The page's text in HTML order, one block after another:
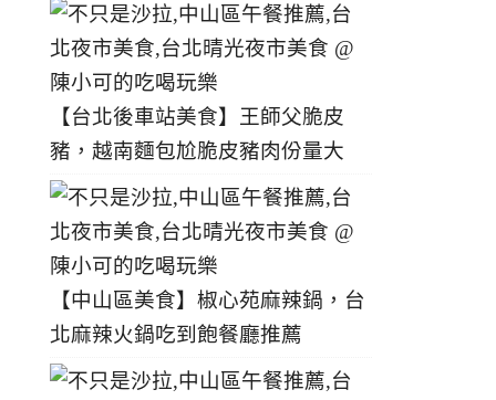
【台北後車站美食】王師父脆皮
豬，越南麵包尬脆皮豬肉份量大
【中山區美食】椒心苑麻辣鍋，台
北麻辣火鍋吃到飽餐廳推薦